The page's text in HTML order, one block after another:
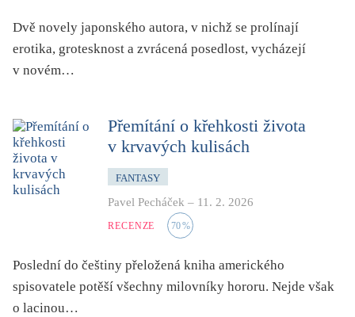
Dvě novely japonského autora, v nichž se prolínají
erotika, grotesknost a zvrácená posedlost, vycházejí
v novém…
Přemítání o křehkosti života
v krvavých kulisách
FANTASY
Pavel Pecháček – 11. 2. 2026
RECENZE 70%
Poslední do češtiny přeložená kniha amerického
spisovatele potěší všechny milovníky hororu. Nejde však
o lacinou…